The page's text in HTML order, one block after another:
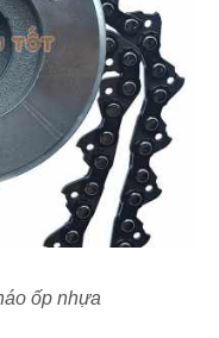
ốp nhựa